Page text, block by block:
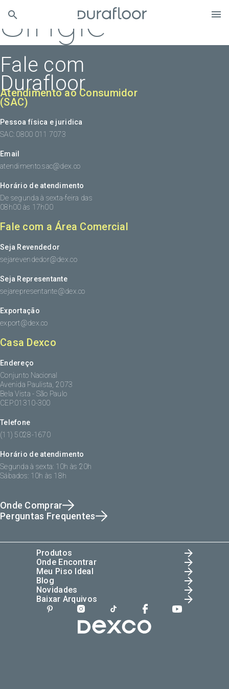
Single
Fale com
Durafloor
Atendimento ao Consumidor
(SAC)
Pessoa física e juridica
SAC: 0800 011 7073
Email
atendimento.sac@dex.co
Horário de atendimento
De segunda à sexta-feira das
08h00 às 17h00
Fale com a Área Comercial
Seja Revendedor
sejarevendedor@dex.co
Seja Representante
sejarepresentante@dex.co
Exportação
export@dex.co
Casa Dexco
Endereço
Conjunto Nacional
Avenida Paulista, 2073
Bela Vista - São Paulo
CEP:01310-300
Telefone
(11) 5028-1670
Horário de atendimento
Segunda à sexta: 10h às 20h
Sábados: 10h às 18h
Onde Comprar
Perguntas Frequentes
Produtos
Onde Encontrar
Meu Piso Ideal
Blog
Novidades
Baixar Arquivos